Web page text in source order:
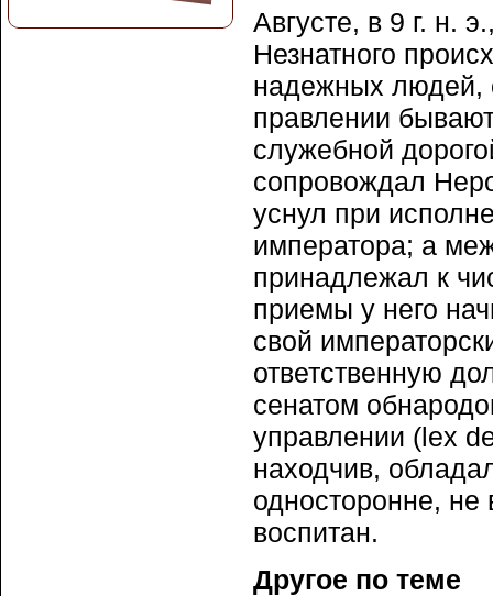
Августе, в 9 г. н.
Незнатного
надежных людей,
правлении
служебной
сопровождал
уснул при
императора; а
принадлежал к
приемы у него
свой
ответственную
сенатом
управлении (lex
находчив,
односторонне, не
воспитан.
Другое по теме